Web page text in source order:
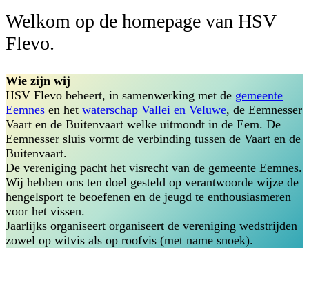
Welkom op de homepage van HSV
Flevo.
Wie zijn wij
HSV Flevo beheert, in samenwerking met de gemeente
Eemnes en het waterschap Vallei en Veluwe, de Eemnesser
Vaart en de Buitenvaart welke uitmondt in de Eem. De
Eemnesser sluis vormt de verbinding tussen de Vaart en de
Buitenvaart.
De vereniging pacht het visrecht van de gemeente Eemnes.
Wij hebben ons ten doel gesteld op verantwoorde wijze de
hengelsport te beoefenen en de jeugd te enthousiasmeren
voor het vissen.
Jaarlijks organiseert organiseert de vereniging wedstrijden
zowel op witvis als op roofvis (met name snoek).